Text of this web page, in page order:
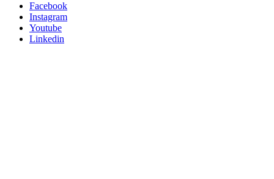
Facebook
Instagram
Youtube
Linkedin